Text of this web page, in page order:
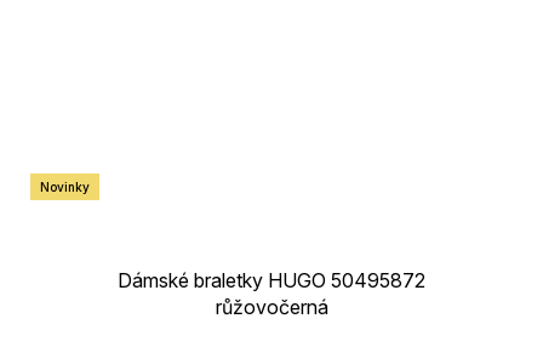
Novinky
Dámské braletky HUGO 50495872
růžovočerná